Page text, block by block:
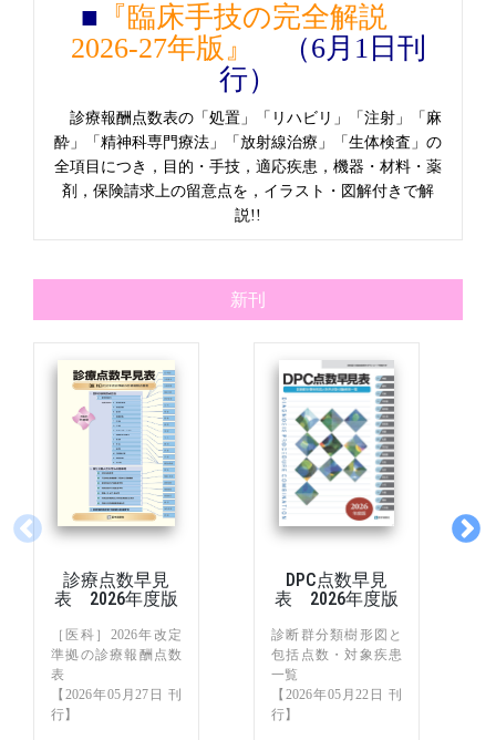
■ 『臨床手技の完全解説
2026-27年版』
（6月1日刊
行）
診療報酬点数表の「処置」「リハビリ」「注射」「麻
酔」「精神科専門療法」「放射線治療」「生体検査」の
全項目につき，目的・手技，適応疾患，機器・材料・薬
剤，保険請求上の留意点を，イラスト・図解付きで解
説!!
新刊
診療点数早見
表 2026年度版
［医科］2026年改定
準拠の診療報酬点数
表
【2026年05月27日 刊
行】
DPC点数早見
表 2026年度版
診断群分類樹形図と
包括点数・対象疾患
一覧
【2026年05月22日 刊
行】